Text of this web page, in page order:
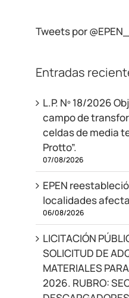
Tweets por
Entradas
L.P. Nº 18/2026
campo de
celdas de media
Protto”.
07/08/2026
EPEN
localidades
06/08/2026
LICITACIÓN
SOLICITUD DE
MATERIALES
2026. RUBRO: